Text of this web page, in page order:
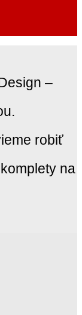
–
robiť
na